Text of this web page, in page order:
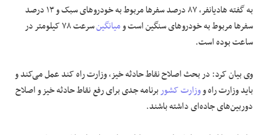
به گفته هادیانفر، ۸۷ درصد سفر‌ها مربوط به خودرو‌های سبک و ۱۳ درصد
سفر‌ها مربوط به خودرو‌های سنگین است ومیانگین
سرعت ۷۸ کیلومتر در
ساعت بوده است.
وی بیان کرد: در بحث اصلاح نقاط حادثه خیز، وزارت راه کند عمل می‌کند و
باید وزارت راه ووزارت کشوربرنامه جدی برای رفع نقاط حادثه خیز و اصلاح
دوربین‌های جاده‌ای داشته باشند.